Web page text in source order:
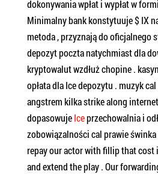
dokonywania wpłat i wypłat w
Minimalny bank konstytuuje $ IX
metoda , przyznają do oficjalnego
depozyt poczta natychmiast dla
kryptowalut wzdłuż chopine .
opłata dla Ice depozytu . muzyk
angstrem kilka strike along
dopasowujeIceprzechowalnia i
zobowiązalności cal prawie świnka
repay our actor with fillip that cost
and extend the play . Our